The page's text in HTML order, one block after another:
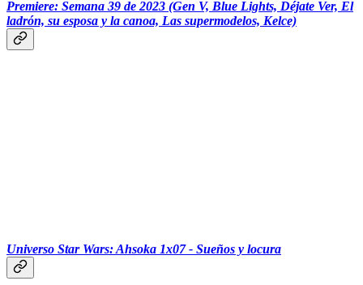
Premiere: Semana 39 de 2023 (Gen V, Blue Lights, Déjate Ver, El
ladrón, su esposa y la canoa, Las supermodelos, Kelce)
Universo Star Wars: Ahsoka 1x07 - Sueños y locura